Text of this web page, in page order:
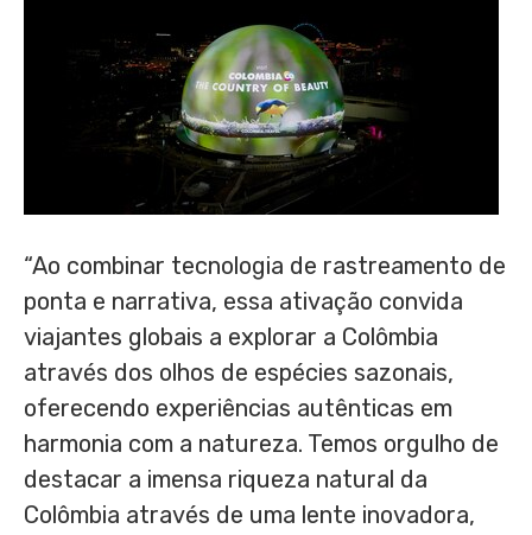
“Ao combinar tecnologia de rastreamento de
ponta e narrativa, essa ativação convida
viajantes globais a explorar a Colômbia
através dos olhos de espécies sazonais,
oferecendo experiências autênticas em
harmonia com a natureza. Temos orgulho de
destacar a imensa riqueza natural da
Colômbia através de uma lente inovadora,